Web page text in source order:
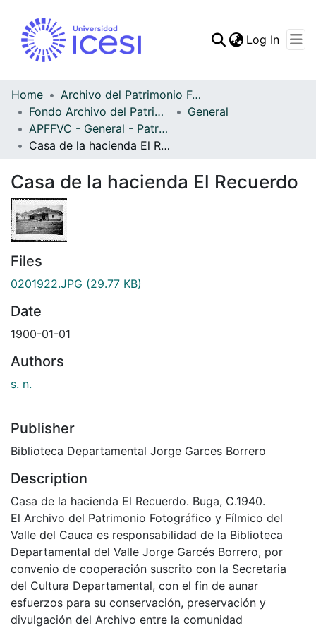
Statistics
Log In
Home
Archivo del Patrimonio Fotográfico y Fílmico del Valle del Cauca
Fondo Archivo del Patrimonio Fotográfico y Fílmico del Valle del Cauca
General
APFFVC - General - Patrimonial
Casa de la hacienda El Recuerdo
Casa de la hacienda El Recuerdo
Files
0201922.JPG (29.77 KB)
Date
1900-01-01
Authors
s. n.
Publisher
Biblioteca Departamental Jorge Garces Borrero
Description
Casa de la hacienda El Recuerdo. Buga, C.1940.
El Archivo del Patrimonio Fotográfico y Fílmico del
Valle del Cauca es responsabilidad de la Biblioteca
Departamental del Valle Jorge Garcés Borrero, por
convenio de cooperación suscrito con la Secretaria
del Cultura Departamental, con el fin de aunar
esfuerzos para su conservación, preservación y
divulgación del Archivo entre la comunidad